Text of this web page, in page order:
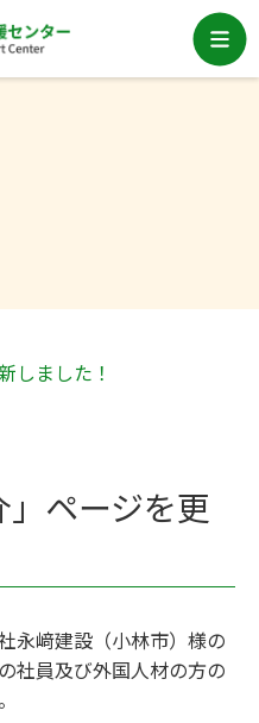
しました！
」ページを更
永﨑建設（小林市）様の
社員及び外国人材の方の